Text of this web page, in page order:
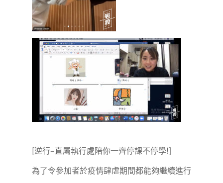
[逆行–直屬執行處陪你一齊停課不停學!]
為了令參加者於疫情肆虐期間都能夠繼續進行